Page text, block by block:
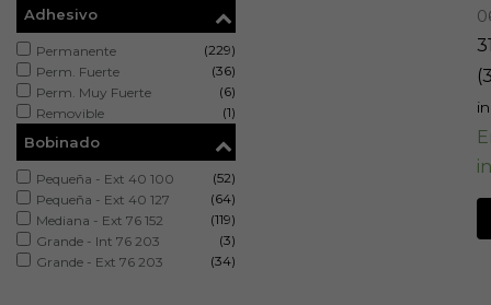
Adhesivo
Permanente
(229)
Perm. Fuerte
(36)
Perm. Muy Fuerte
(6)
Removible
(1)
Bobinado
Pequeña - Ext 40 100
(52)
Pequeña - Ext 40 127
(64)
Mediana - Ext 76 152
(119)
Grande - Int 76 203
(3)
Grande - Ext 76 203
(34)
(